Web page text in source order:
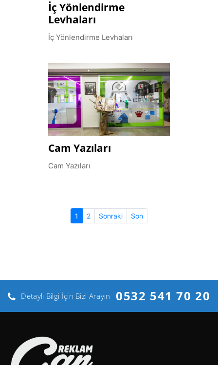
İç Yönlendirme
Levhaları
İç Yönlendirme Levhaları
Cam Yazıları
Cam Yazıları
1 (current)
2 Sonraki Son
Detaylı Bilgi İçin Bizi Arayın 0532 541 70 20